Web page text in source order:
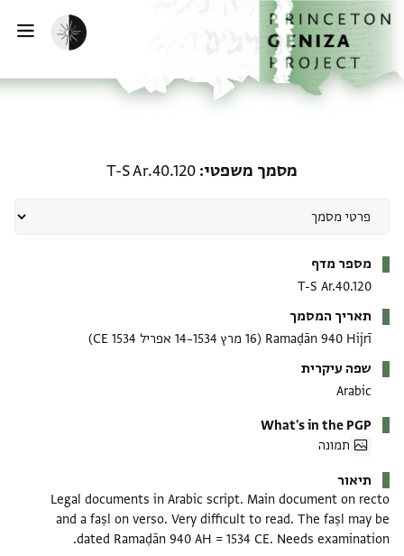
לתוכןהבית
הפעלת מצב כהה
מסמך משפטי T-S Ar.40.120
מספר מדף
T-S Ar.40.120
תאריך המסמך
Ramaḍān 940 Hijrī (16 מרץ 1534–14 אפריל 1534 CE)
שפה עיקרית
Arabic
What's in the PGP
תמונה
תיאור
Legal documents in Arabic script. Main document on recto
and a faṣl on verso. Very difficult to read. The faṣl may be
dated Ramaḍān 940 AH = 1534 CE. Needs examination.